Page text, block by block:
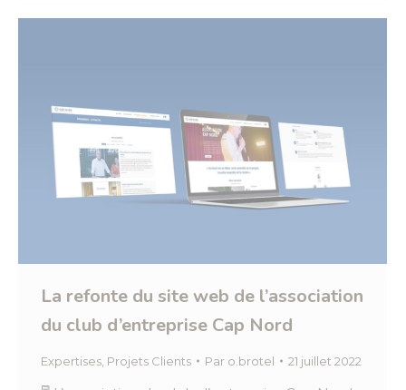
La refonte du site web de l’association
du club d’entreprise Cap Nord
Expertises Projets Clients Par o.brotel 21 juillet 2022